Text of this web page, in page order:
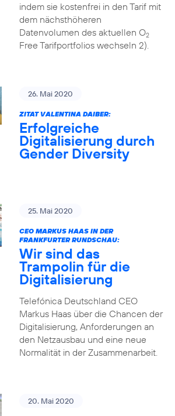
indem sie kostenfrei in den Tarif mit
dem nächsthöheren
Datenvolumen des aktuellen O2
Free Tarifportfolios wechseln 2).
26. Mai 2020
ZITAT VALENTINA DAIBER:
Erfolgreiche
Digitalisierung durch
Gender Diversity
25. Mai 2020
CEO MARKUS HAAS IN DER
FRANKFURTER RUNDSCHAU:
Wir sind das
Trampolin für die
Digitalisierung
Telefónica Deutschland CEO
Markus Haas über die Chancen der
Digitalisierung, Anforderungen an
den Netzausbau und eine neue
Normalität in der Zusammenarbeit.
20. Mai 2020